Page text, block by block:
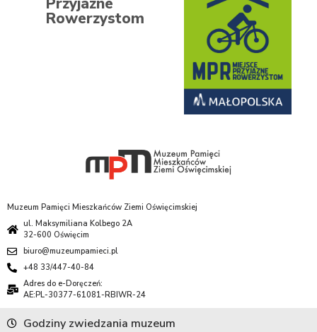
Rowerzystom
Muzeum Pamięci Mieszkańców Ziemi Oświęcimskiej
ul. Maksymiliana Kolbego 2A
32-600 Oświęcim
biuro@muzeumpamieci.pl
+48 33/447-40-84
Adres do e-Doręczeń:
AE:PL-30377-61081-RBIWR-24
Godziny zwiedzania muzeum